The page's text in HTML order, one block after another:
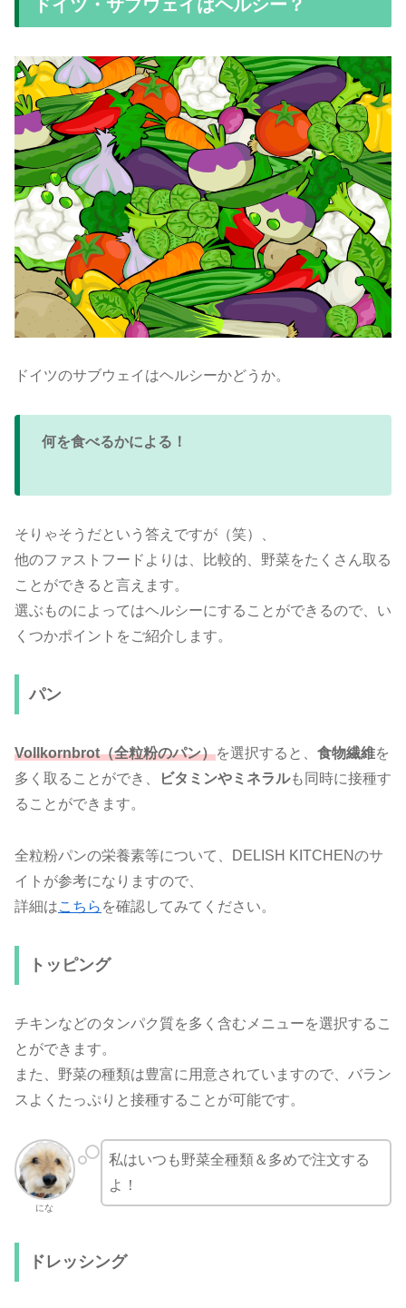
ドイツ・サブウェイはヘルシー？
ドイツのサブウェイはヘルシーかどうか。
何を食べるかによる！
そりゃそうだという答えですが（笑）、
他のファストフードよりは、比較的、野菜をたくさん取る
ことができると言えます。
選ぶものによってはヘルシーにすることができるので、い
くつかポイントをご紹介します。
パン
Vollkornbrot（全粒粉のパン）を選択すると、 食物繊維を
多く取ることができ、
ビタミンやミネラルも同時に接種す
ることができます。
全粒粉パンの栄養素等について、DELISH KITCHENのサ
イトが参考になりますので、
詳細はこちら を確認してみてください。
トッピング
チキンなどのタンパク質を多く含むメニューを選択するこ
とができます。
また、野菜の種類は豊富に用意されていますので、バラン
スよくたっぷりと接種することが可能です。
にな
私はいつも野菜全種類＆多めで注文する
よ！
ドレッシング